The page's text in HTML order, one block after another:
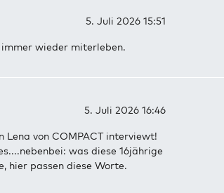
5. Juli 2026 15:51
wieder miterleben.
5. Juli 2026 16:46
Lena von COMPACT interviewt!
was diese 16jährige
hier passen diese Worte.